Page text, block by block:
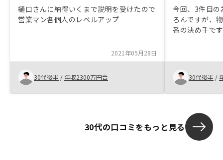
樋口さんに納得いくまで説明を受けたので
営業マン各個人のレベルアップ
2021年05月28日
30代後半 / 年収2300万円台
今回、3件目
ろんですが、
番の決め手で
につながって
30代後半 /
30代の口コミをもっと見る